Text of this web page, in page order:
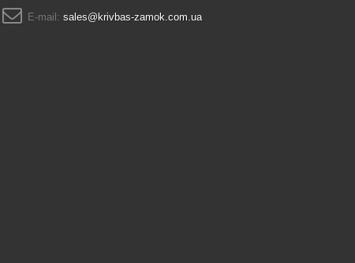
E-mail: sales@krivbas-zamok.com.ua